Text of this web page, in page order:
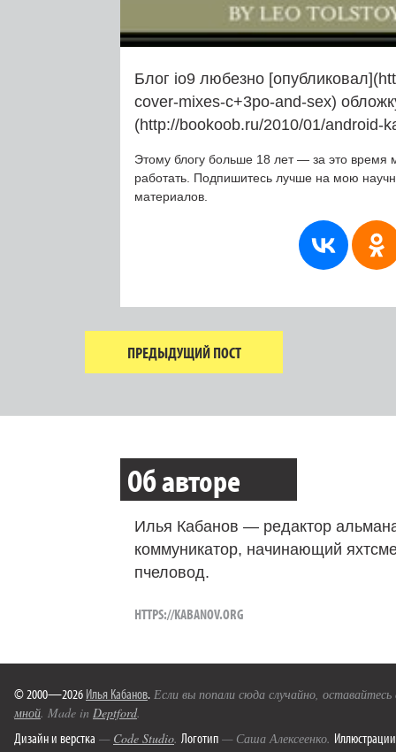
Блог io9 любезно
cover-mixes‑c+3po-and-sex)
(http://bookoob.ru/2010/01/android-
Этому блогу больше 18 лет — за это время
работать. Подпишитесь лучше на мою
материалов.
ПРЕДЫДУЩИЙ ПОСТ
Об авторе
Илья Кабанов — редактор
коммуникатор, начинающий
пчеловод.
HTTPS://KABANOV.ORG
© 2000—2026 Илья Кабанов. Если вы попали сюда случайно,
мной. Made in Deptford.
Дизайн и верстка — Code Studio. Логотип — Саша Алексеенко. Иллюстрации